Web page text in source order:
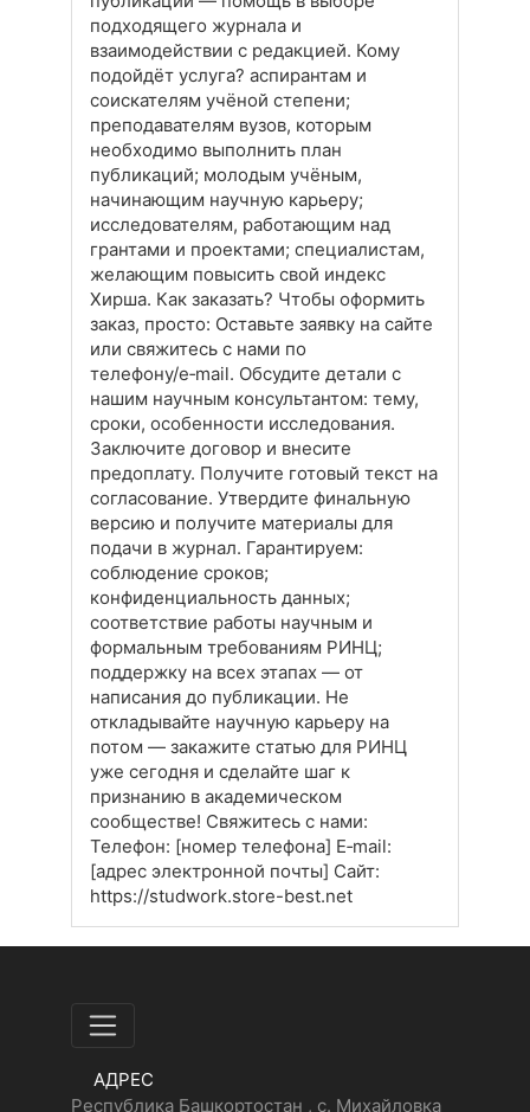
подходящего журнала и
взаимодействии с редакцией. Кому
подойдёт услуга? аспирантам и
соискателям учёной степени;
преподавателям вузов, которым
необходимо выполнить план
публикаций; молодым учёным,
начинающим научную карьеру;
исследователям, работающим над
грантами и проектами; специалистам,
желающим повысить свой индекс
Хирша. Как заказать? Чтобы оформить
заказ, просто: Оставьте заявку на сайте
или свяжитесь с нами по
телефону/e‑mail. Обсудите детали с
нашим научным консультантом: тему,
сроки, особенности исследования.
Заключите договор и внесите
предоплату. Получите готовый текст на
согласование. Утвердите финальную
версию и получите материалы для
подачи в журнал. Гарантируем:
соблюдение сроков;
конфиденциальность данных;
соответствие работы научным и
формальным требованиям РИНЦ;
поддержку на всех этапах — от
написания до публикации. Не
откладывайте научную карьеру на
потом — закажите статью для РИНЦ
уже сегодня и сделайте шаг к
признанию в академическом
сообществе! Свяжитесь с нами:
Телефон: [номер телефона] E‑mail:
[адрес электронной почты] Сайт:
https://studwork.store-best.net
АДРЕС
Республика Башкортостан , с. Михайловка